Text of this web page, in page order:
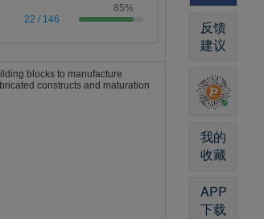
22 / 146
85%
blocks to manufacture
constructs and maturation
反馈
建议
我的
收藏
APP
下载